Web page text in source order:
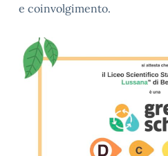
e coinvolgimento.